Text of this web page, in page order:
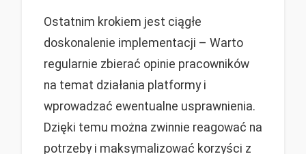
Ostatnim krokiem jest ciągłe
doskonalenie implementacji – Warto
regularnie zbierać opinie pracowników
na temat działania platformy i
wprowadzać ewentualne usprawnienia.
Dzięki temu można zwinnie reagować na
potrzeby i maksymalizować korzyści z